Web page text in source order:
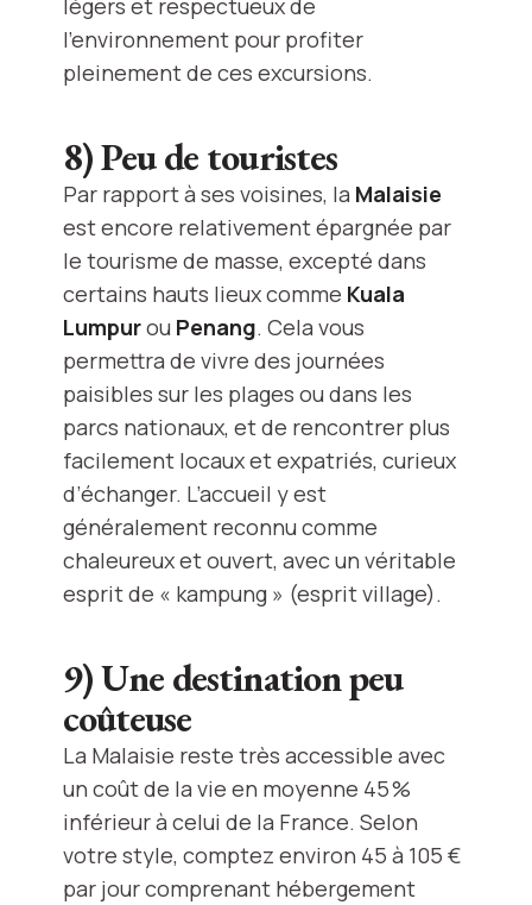
légers et respectueux de
l’environnement pour profiter
pleinement de ces excursions.
8) Peu de touristes
Par rapport à ses voisines, la Malaisie
est encore relativement épargnée par
le tourisme de masse, excepté dans
certains hauts lieux comme Kuala
Lumpurou Penang. Cela vous
permettra de vivre des journées
paisibles sur les plages ou dans les
parcs nationaux, et de rencontrer plus
facilement locaux et expatriés, curieux
d’échanger. L’accueil y est
généralement reconnu comme
chaleureux et ouvert, avec un véritable
esprit de « kampung » (esprit village).
9) Une destination peu
coûteuse
La Malaisie reste très accessible avec
un coût de la vie en moyenne 45 %
inférieur à celui de la France. Selon
votre style, comptez environ 45 à 105 €
par jour comprenant hébergement